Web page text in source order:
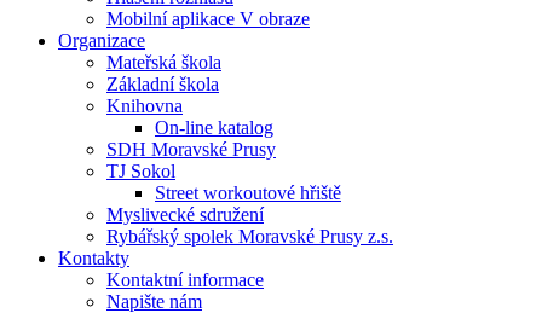
Mobilní aplikace V obraze
Organizace
Mateřská škola
Základní škola
Knihovna
On-line katalog
SDH Moravské Prusy
TJ Sokol
Street workoutové hřiště
Myslivecké sdružení
Rybářský spolek Moravské Prusy z.s.
Kontakty
Kontaktní informace
Napište nám